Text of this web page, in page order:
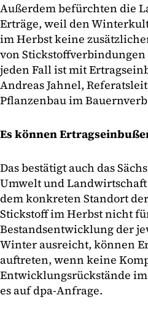
Außerdem befürchten die
Erträge, weil den
im Herbst keine
von
jeden Fall ist mit
Andreas Jahnel,
Pflanzenbau im
Es können
Das bestätigt auch das
Umwelt und Landwirtschaft
dem konkreten Standort
Stickstoff im Herbst nicht
Bestandsentwicklung der
Winter ausreicht, können
auftreten, wenn keine
Entwicklungsrückstände
es auf dpa-Anfrage.